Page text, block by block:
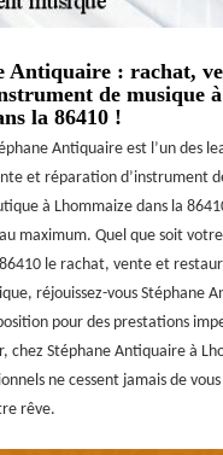
Antiquaire : rachat,
de musique à
la 86410 !
Antiquaire est l’un des
et réparation d’instrument
à Lhommaize dans la
maximum. Quel que soit
le rachat, vente et
réjouissez-vous Stéphane
pour des prestations
chez Stéphane Antiquaire à
ne cessent jamais de
rêve.